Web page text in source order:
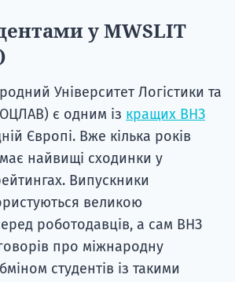
у MWSLIT
Університет Логістики та
є одним із кращих ВНЗ
Європі. Вже кілька років
найвищі сходинки у
Випускники
великою
роботодавців, а сам ВНЗ
про міжнародну
студентів із такими